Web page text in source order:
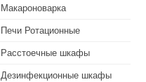
Макароноварка
Печи Ротационные
Расстоечные шкафы
Дезинфекционные шкафы